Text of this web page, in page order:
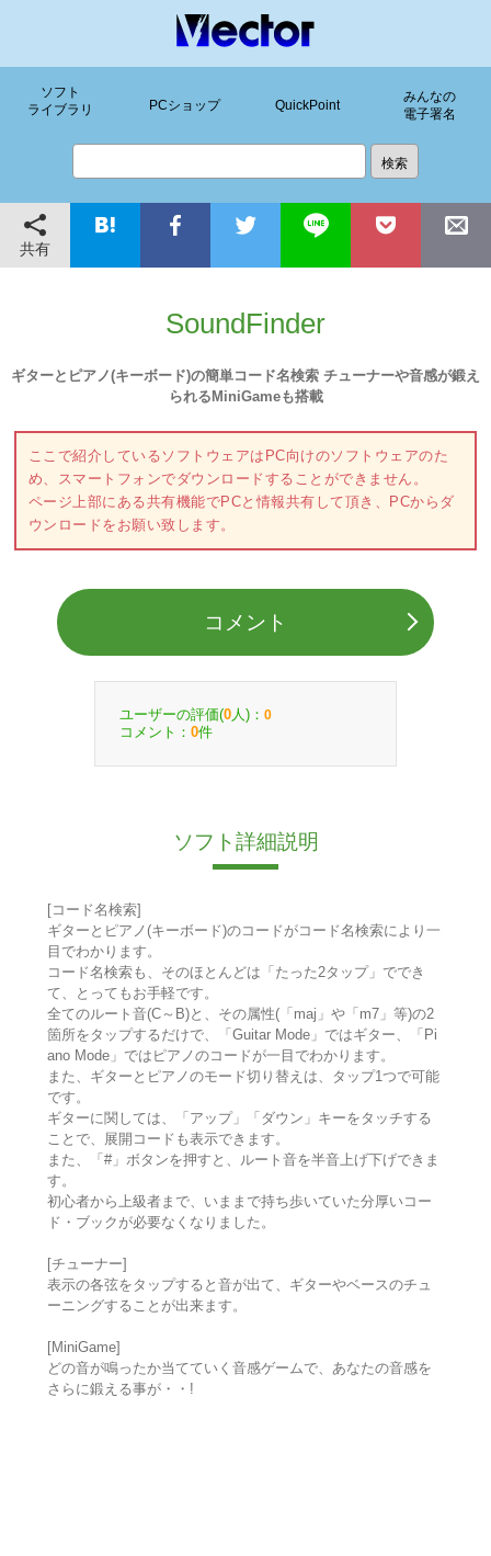
ソフト
ライブラリ
PCショップ QuickPoint
みんなの
電子署名
共有
SoundFinder
ギターとピアノ(キーボード)の簡単コード名検索 チューナーや音感が鍛え
られるMiniGameも搭載
ここで紹介しているソフトウェアはPC向けのソフトウェアのた
め、スマートフォンでダウンロードすることができません。
ページ上部にある共有機能でPCと情報共有して頂き、PCからダ
ウンロードをお願い致します。
コメント
ユーザーの評価(0 人)： 0
コメント： 0件
ソフト詳細説明
[コード名検索]
ギターとピアノ(キーボード)のコードがコード名検索により一
目でわかります。
コード名検索も、そのほとんどは「たった2タップ」ででき
て、とってもお手軽です。
全てのルート音(C～B)と、その属性(「maj」や「m7」等)の2
箇所をタップするだけで、「Guitar Mode」ではギター、「Pi
ano Mode」ではピアノのコードが一目でわかります。
また、ギターとピアノのモード切り替えは、タップ1つで可能
です。
ギターに関しては、「アップ」「ダウン」キーをタッチする
ことで、展開コードも表示できます。
また、「#」ボタンを押すと、ルート音を半音上げ下げできま
す。
初心者から上級者まで、いままで持ち歩いていた分厚いコー
ド・ブックが必要なくなりました。
[チューナー]
表示の各弦をタップすると音が出て、ギターやベースのチュ
ーニングすることが出来ます。
[MiniGame]
どの音が鳴ったか当てていく音感ゲームで、あなたの音感を
さらに鍛える事が・・!